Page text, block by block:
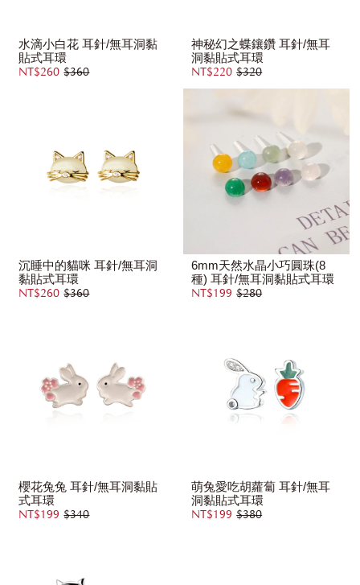
水滴小白花 耳針/無耳洞黏
貼式耳環
NT$260 $360
神秘幻之蝶鑲鑽 耳針/無耳
洞黏貼式耳環
NT$220 $320
沉睡中的貓咪 耳針/無耳洞
黏貼式耳環
NT$260 $360
6mm天然水晶小巧圓珠(8
種) 耳針/無耳洞黏貼式耳環
NT$199 $280
櫻花兔兔 耳針/無耳洞黏貼
式耳環
NT$199 $340
萌兔愛吃胡蘿蔔 耳針/無耳
洞黏貼式耳環
NT$199 $380